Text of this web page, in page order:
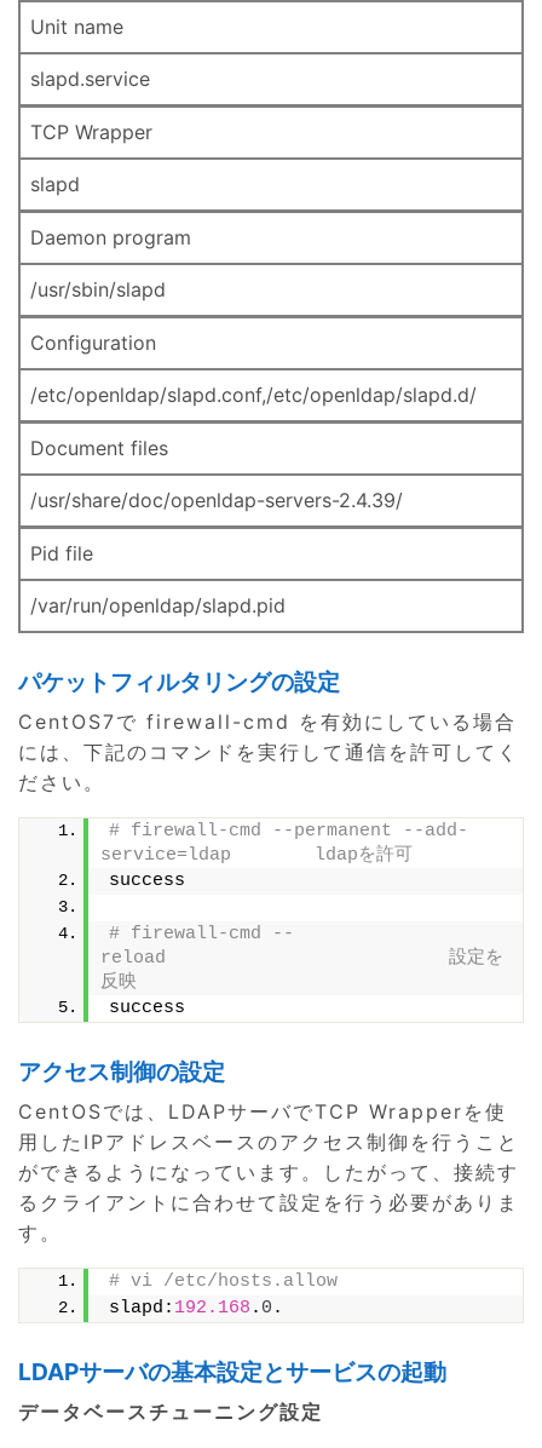
Unit name
slapd.service
TCP Wrapper
slapd
Daemon program
/usr/sbin/slapd
Configuration
/etc/openldap/slapd.conf,/etc/openldap/slapd.d/
Document files
/usr/share/doc/openldap-servers-2.4.39/
Pid file
/var/run/openldap/slapd.pid
パケットフィルタリングの設定
CentOS7で firewall-cmd を有効にしている場合
には、下記のコマンドを実行して通信を許可してく
ださい。
# firewall-cmd --permanent --add-
service=ldap 　　　　ldapを許可
success
# firewall-cmd --
reload　　　　　　　　　　　　　　　 設定を
反映
success
アクセス制御の設定
CentOSでは、LDAPサーバでTCP Wrapperを使
用したIPアドレスベースのアクセス制御を行うこと
ができるようになっています。したがって、接続す
るクライアントに合わせて設定を行う必要がありま
す。
# vi /etc/hosts.allow
slapd: 192.168 . 0 .
LDAPサーバの基本設定とサービスの起動
データベースチューニング設定